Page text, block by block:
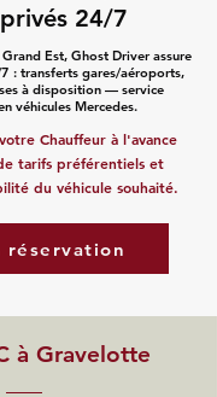
24/7
Est, Ghost Driver assure
: transferts gares/aéroports,
à disposition — service
véhicules Mercedes.
Chauffeur à l'avance
tarifs préférentiels et
du véhicule souhaité.
réservation
à Gravelotte